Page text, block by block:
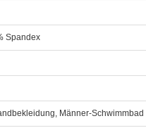
Spandex
Männer-Schwimmbad